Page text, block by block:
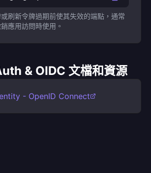
刷新令牌過期前使其失效的端點，通常
應用訪問時使用。
& OIDC 文檔和資源
- OpenID Connect